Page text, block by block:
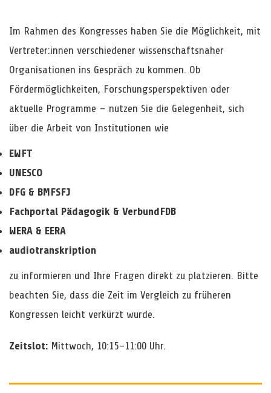
Im Rahmen des Kongresses haben Sie die Möglichkeit, mit
Vertreter:innen verschiedener wissenschaftsnaher
Organisationen ins Gespräch zu kommen. Ob
Fördermöglichkeiten, Forschungsperspektiven oder
aktuelle Programme – nutzen Sie die Gelegenheit, sich
über die Arbeit von Institutionen wie
EWFT
UNESCO
DFG & BMFSFJ
Fachportal Pädagogik & VerbundFDB
WERA & EERA
audiotranskription
zu informieren und Ihre Fragen direkt zu platzieren. Bitte
beachten Sie, dass die Zeit im Vergleich zu früheren
Kongressen leicht verkürzt wurde.
Zeitslot: Mittwoch, 10:15–11:00 Uhr.